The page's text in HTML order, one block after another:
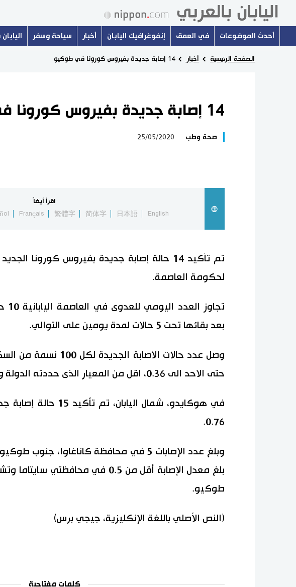
أحدث الموضوعات في العمق إنفوغرافيك اليابان أخبار سياحة وسفر
الصفحة الرئيسية أخبار 14 إصابة جديدة بفيروس كورونا في طوكيو
14 إصابة جديدة بفيروس كورونا في طوكيو
صحة وطب 25/05/2020
اقرأ أيضاً
English
日本語
简体字
繁體字
Français
تم تأكيد 14 حالة إصابة جديدة بفيروس
لحكومة العاصمة.
بعد بقائها تحت 5 حالات لمدة يومين على التوالي.
وصل عدد حالات الاصابة
حتى الاحد الى 0.36، اقل من المعيار الذى حددته الدولة وهو 0.5 لرفع حالة الطوارئ.
في هوكايدو، شمال
0.76.
بلغ معدل الإصابة أقل من 0.5 في
طوكيو.
(النص الأصلي باللغة الإنكليزية، جيجي برس)
كلمات مفتاحية